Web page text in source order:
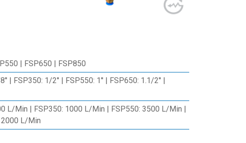
| FSP650 | FSP850
| FSP350: 1/2'' | FSP550: 1'' | FSP650: 1.1/2'' |
L/Min | FSP350: 1000 L/Min | FSP550: 3500 L/Min |
L/Min